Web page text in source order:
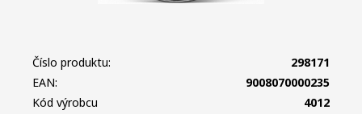
Číslo produktu:
298171
EAN:
9008070000235
Kód výrobcu
4012